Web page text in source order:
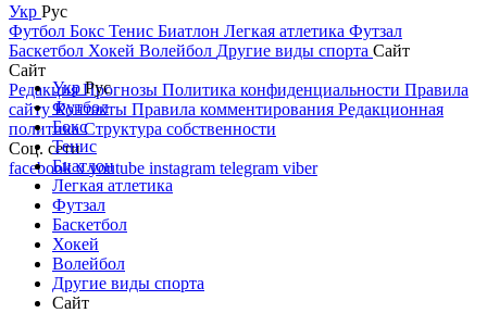
Укр Рус
Футбол Бокс Тенис Биатлон Легкая атлетика Футзал
Баскетбол Хокей Волейбол Другие виды спорта Сайт
Сайт
РедакцияПрогнозы Политика конфиденциальности Правила
сайтуКонтакты Правила комментирования Редакционная
политикаСтруктура собственности
Соц. сети
facebookxyoutube instagram telegram viber
УкрРус
Футбол
Бокс
Тенис
Биатлон
Легкая атлетика
Футзал
Баскетбол
Хокей
Волейбол
Другие виды спорта
Сайт